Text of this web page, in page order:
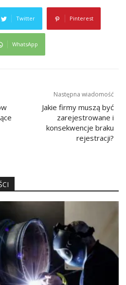
Twitter Pinterest
WhatsApp
Następna wiadomość
Jakie firmy muszą być
zarejestrowane i
konsekwencje braku
rejestracji?